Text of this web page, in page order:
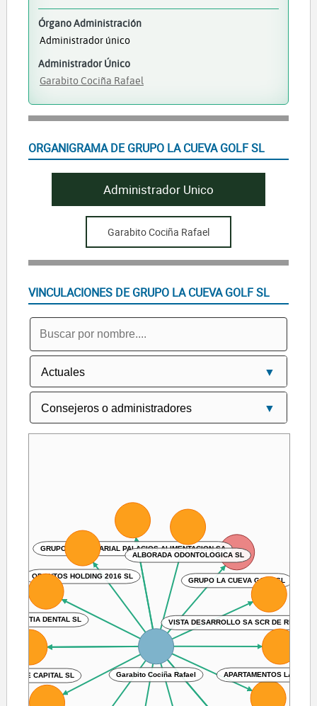
Órgano Administración
Administrador único
Administrador Único
Garabito Cociña Rafael
ORGANIGRAMA DE GRUPO LA CUEVA GOLF SL
Administrador Unico
Garabito Cociña Rafael
VINCULACIONES DE GRUPO LA CUEVA GOLF SL
GRUPO LA CUEVA GOLF SL
Garabito Cociña Rafael
GRUPO EMPRESARIAL PALACIOS ALIMENTACION SA
GATE CAPITAL SL
VISTA DESARROLLO SA SCR DE
ODONTOS HOLDING 2016 SL
ALBORADA ODONTOLOGICA SL
ELVETIA DENTAL SL
APARTAMENTOS LA